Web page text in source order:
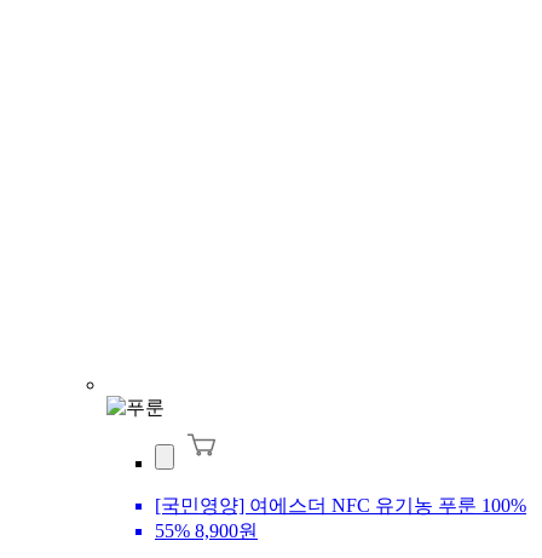
[국민영양] 여에스더 NFC 유기농 푸룬 100%
55% 8,900원